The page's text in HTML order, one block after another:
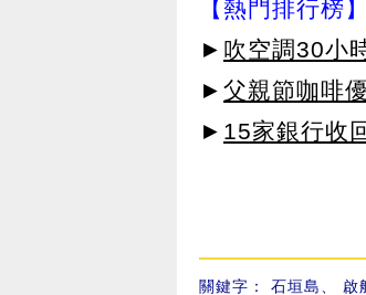
【熱門排行榜】
► 吹空調30小
► 父親節咖啡
► 15家銀行收
關鍵字： 石垣島 啟